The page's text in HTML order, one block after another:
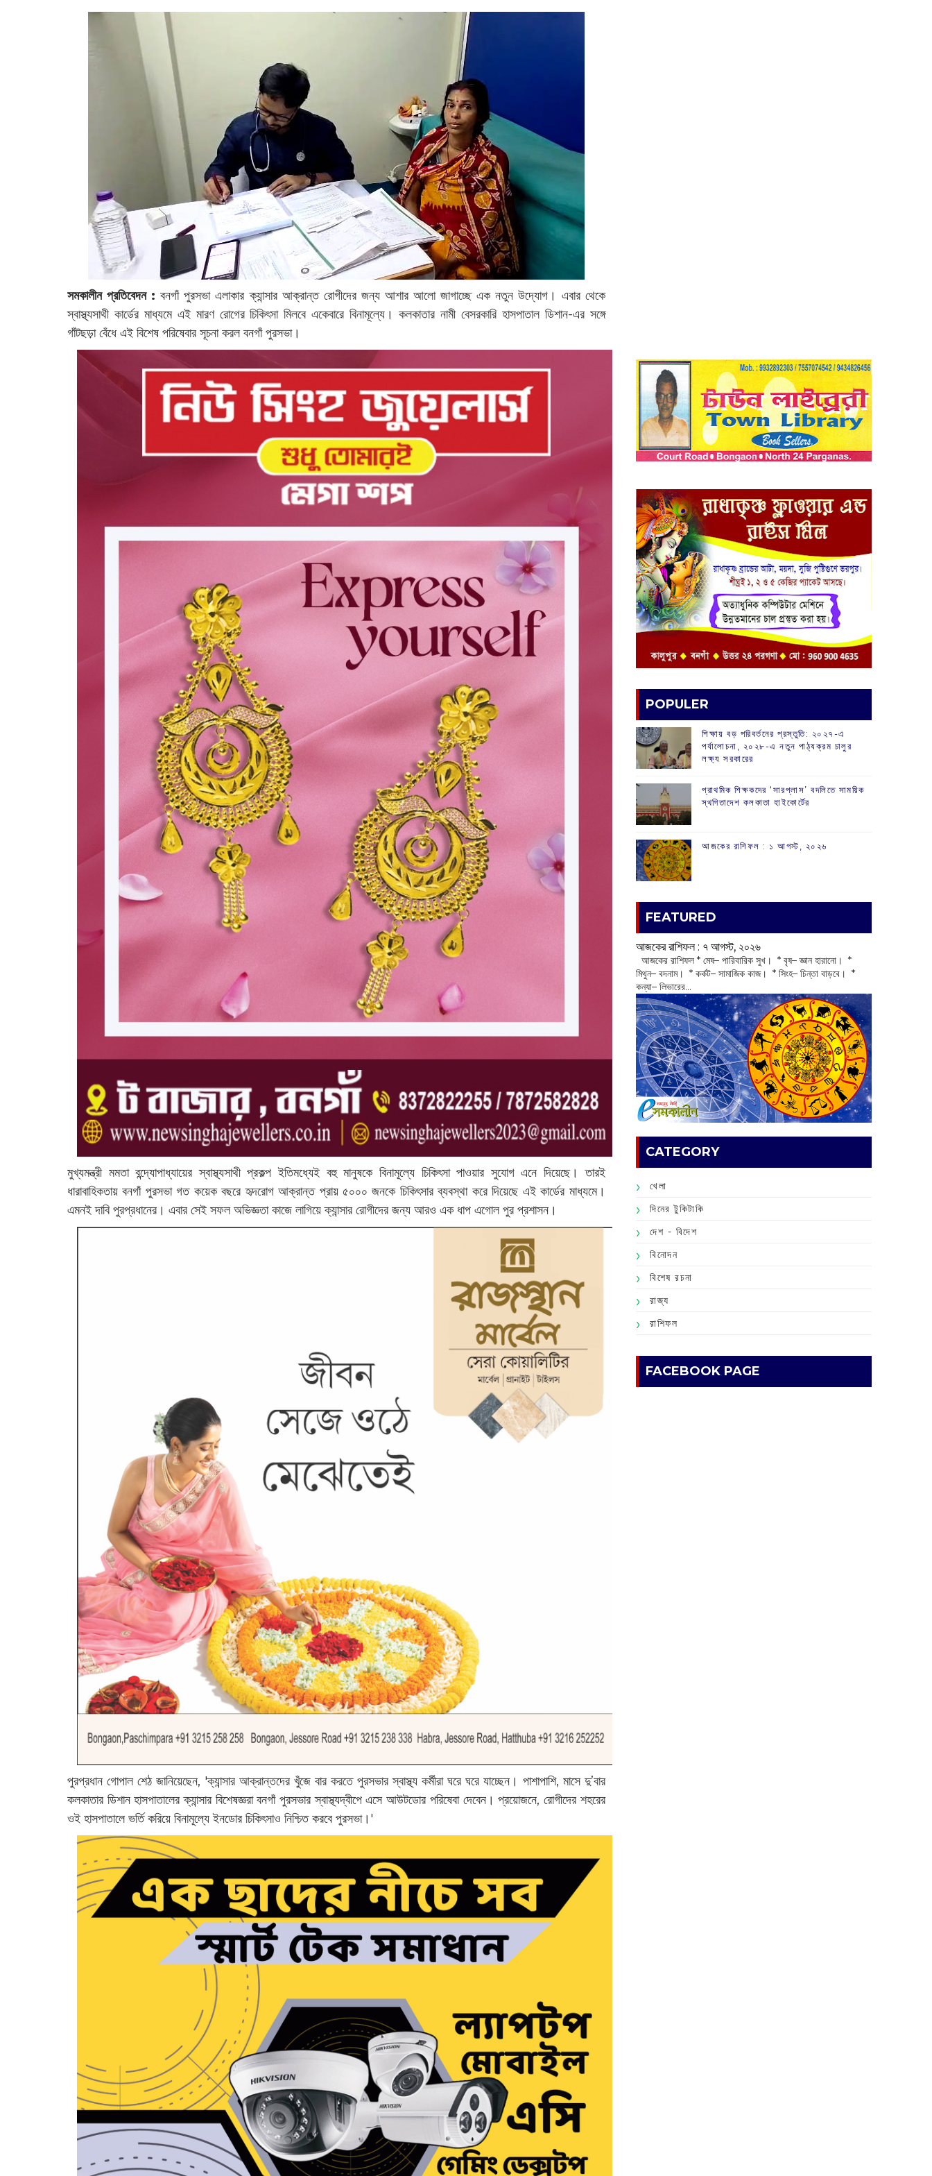
সমকালীন প্রতিবেদন : বনগাঁ পুরসভা এলাকার ক্যান্সার আক্রান্ত রোগীদের জন্য আশার আলো জাগাচ্ছে এক নতুন উদ্যোগ। এবার থেকে
স্বাস্থ্যসাথী কার্ডের মাধ্যমে এই মারণ রোগের চিকিৎসা মিলবে একেবারে বিনামূল্যে। কলকাতার নামী বেসরকারি হাসপাতাল ডিশান-এর সঙ্গে
গাঁটছড়া বেঁধে এই বিশেষ পরিষেবার সূচনা করল বনগাঁ পুরসভা।
মুখ্যমন্ত্রী মমতা বন্দ্যোপাধ্যায়ের স্বাস্থ্যসাথী প্রকল্প ইতিমধ্যেই বহু মানুষকে বিনামূল্যে চিকিৎসা পাওয়ার সুযোগ এনে দিয়েছে। তারই
ধারাবাহিকতায় বনগাঁ পুরসভা গত কয়েক বছরে হৃদরোগ আক্রান্ত প্রায় ৫০০০ জনকে চিকিৎসার ব্যবস্থা করে দিয়েছে এই কার্ডের মাধ্যমে।
‌এমনই দাবি পুরপ্রধানের। এবার সেই সফল অভিজ্ঞতা কাজে লাগিয়ে ক্যান্সার রোগীদের জন্য আরও এক ধাপ এগোল পুর প্রশাসন।
পুরপ্রধান গোপাল শেঠ জানিয়েছেন, 'ক্যান্সার আক্রান্তদের খুঁজে বার করতে পুরসভার স্বাস্থ্য কর্মীরা ঘরে ঘরে যাচ্ছেন। পাশাপাশি, মাসে দু’বার
কলকাতার ডিশান হাসপাতালের ক্যান্সার বিশেষজ্ঞরা বনগাঁ পুরসভার স্বাস্থ্যদ্বীপে এসে আউটডোর পরিষেবা দেবেন। প্রয়োজনে, রোগীদের শহরের
ওই হাসপাতালে ভর্তি করিয়ে বিনামূল্যে ইনডোর চিকিৎসাও নিশ্চিত করবে পুরসভা।'‌
POPULER
শিক্ষায় বড় পরিবর্তনের প্রস্তুতি: ২০২৭-এ
পর্যালোচনা, ২০২৮-এ নতুন পাঠ্যক্রম চালুর
লক্ষ্য সরকারের
প্রাথমিক শিক্ষকদের ‘সারপ্লাস’ বদলিতে সাময়িক
স্থগিতাদেশ কলকাতা হাইকোর্টের
আজকের রাশিফল :‌ ‌‌১ আগস্ট, ২০২৬
FEATURED
আজকের রাশিফল :‌ ‌‌৭ আগস্ট, ২০২৬
‌ আজকের রাশিফল * মেষ– পারিবারিক সুখ। * বৃষ– জ্ঞান হারানো। *
মিথুন– বদনাম। * কর্কট– সামাজিক কাজ। * সিংহ– চিন্তা বাড়বে। *
কন্যা– লিভারের...
CATEGORY
খেলা
দিনের টুকিটাকি
দেশ - বিদেশ
বিনোদন
বিশেষ রচনা
রাজ্য
রাশিফল
FACEBOOK PAGE